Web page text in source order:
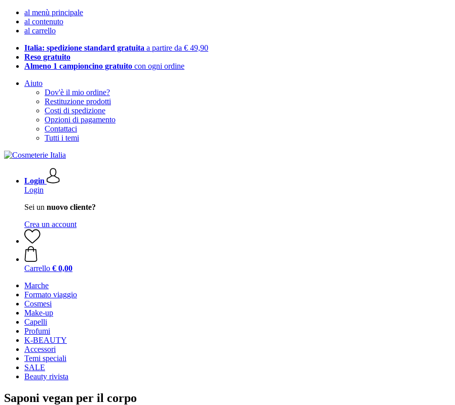
al menù principale
al contenuto
al carrello
Italia: spedizione standard gratuita a partire da € 49,90
Reso gratuito
Almeno 1 campioncino gratuito con ogni ordine
Aiuto
Dov'è il mio ordine?
Restituzione prodotti
Costi di spedizione
Opzioni di pagamento
Contattaci
Tutti i temi
Login
Login
Sei un nuovo cliente?
Crea un account
Carrello € 0,00
Marche
Formato viaggio
Cosmesi
Make-up
Capelli
Profumi
K-BEAUTY
Accessori
Temi speciali
SALE
Beauty rivista
Saponi vegan per il corpo